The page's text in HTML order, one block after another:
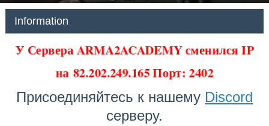
Information
У Сервера ARMA2ACADEMY сменился IP
на82.202.249.165 Порт: 2402
Присоединяйтесь к нашему Discord
серверу.